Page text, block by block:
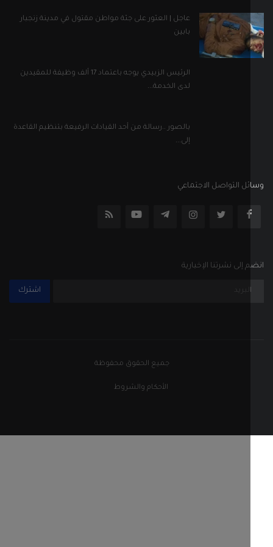
عاجل | العثور على جثة مواطن مقتول في مدينة زنجبار
بابين
الرئيس الزبيدي يوجه باعتماد 17 ألف وظيفة للمقيدين
لدى الخدمة...
بالصور ..رسالة من أحد القيادات الرفيعة بتنظيم القاعدة
التواصل الاجتماعي
إلى نشرتنا الإخبارية
جميع الحقوق محفوظة
الأحكام والشروط